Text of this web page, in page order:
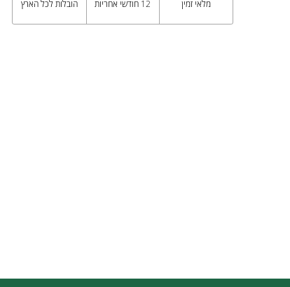
מלאי זמין 12 חודשי אחריות הובלות לכל הארץ